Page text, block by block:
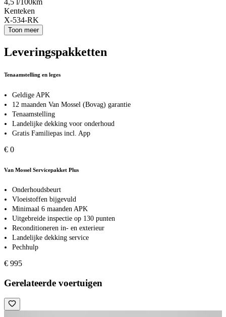
4,5 l/100km
Kenteken
X-534-RK
Toon meer
Leveringspakketten
Tenaamstelling en leges
Geldige APK
12 maanden Van Mossel (Bovag) garantie
Tenaamstelling
Landelijke dekking voor onderhoud
Gratis Familiepas incl. App
€ 0
Van Mossel Servicepakket Plus
Onderhoudsbeurt
Vloeistoffen bijgevuld
Minimaal 6 maanden APK
Uitgebreide inspectie op 130 punten
Reconditioneren in- en exterieur
Landelijke dekking service
Pechhulp
€ 995
Gerelateerde voertuigen